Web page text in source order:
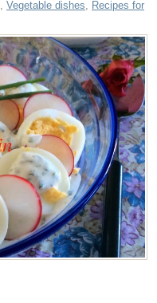
Vegetable dishes
Recipes for